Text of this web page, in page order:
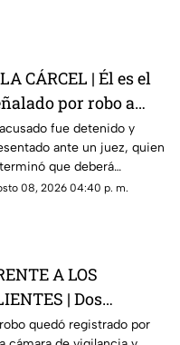
CÁRCEL | Él es el
por robo a
casa en Santa Rosa
fue detenido y
ante un juez, quien
que deberá
en prisión
08, 2026 04:40 p. m.
A LOS
| Dos
enc4ñonan a
quedó registrado por